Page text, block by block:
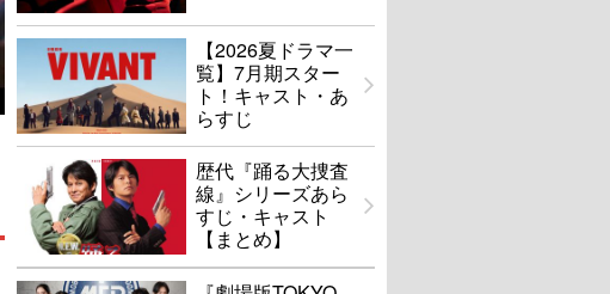
【2026夏ドラマ一
覧】7月期スター
ト！キャスト・あ
らすじ
歴代『踊る大捜査
線』シリーズあら
すじ・キャスト
【まとめ】